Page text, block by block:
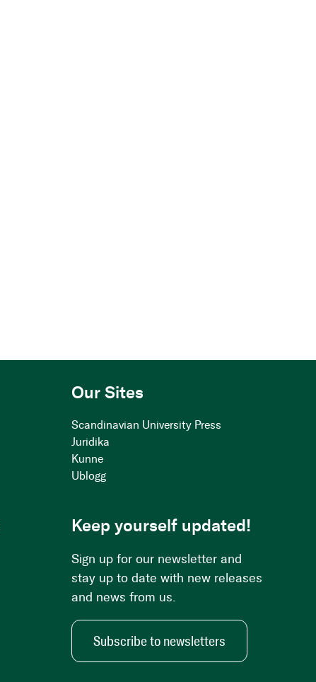
Our Sites
Scandinavian University Press
Juridika
Kunne
Ublogg
Keep yourself updated!
Sign up for our newsletter and
stay up to date with new releases
and news from us.
Subscribe to newsletters